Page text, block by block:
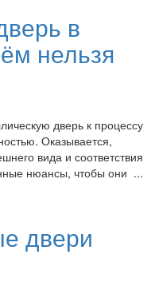
в
нельзя
дверь к процессу
Оказывается,
вида и соответствия
нюансы, чтобы они ...
двери